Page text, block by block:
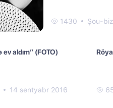
1430 Şou-
aldım” (FOTO)
14 sentyabr 2016